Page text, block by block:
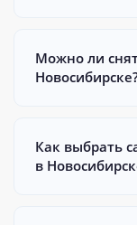
Можно ли
Как выбрать
в